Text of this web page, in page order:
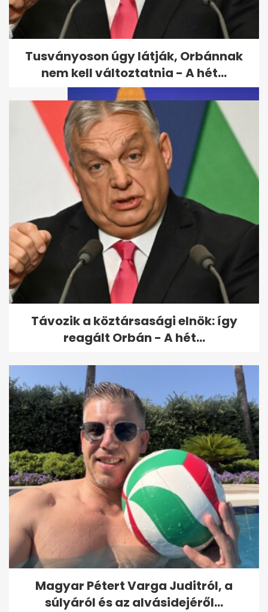
Vége a késő nyárnak: jelentős
lehűlés érkezik
Egy kormánytag sem vonul
karanténba azért, mert
érintkezett...
Tusványoson úgy látják, Orbánnak
nem kell változtatnia - A hét...
Távozik a köztársasági elnök: így
reagált Orbán - A hét...
Magyar Pétert Varga Juditról, a
súlyáról és az alvásidejéről...